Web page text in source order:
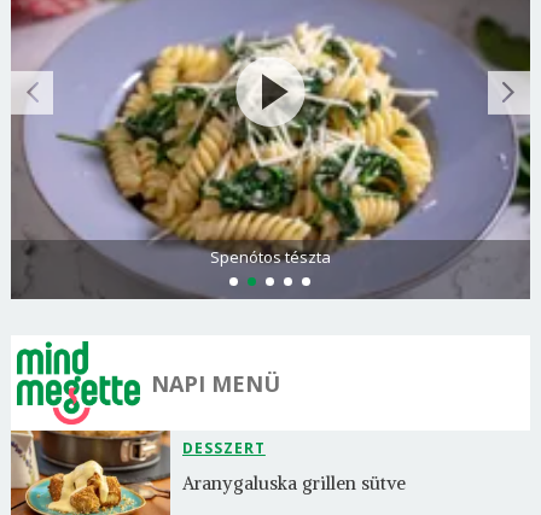
Spenótos tészta
NAPI MENÜ
DESSZERT
Aranygaluska grillen sütve